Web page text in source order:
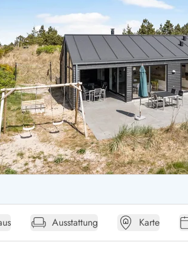
Ferienhäuser Hvide Sande
Ausstattung Karte